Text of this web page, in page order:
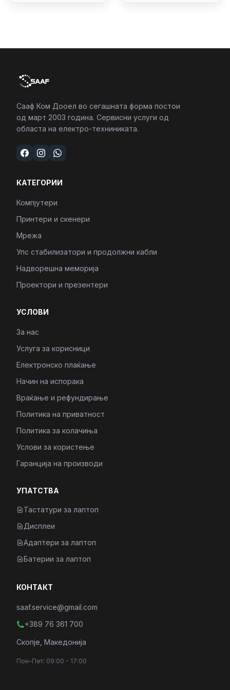
Сааф Ком Дооел во сегашната форма постои
од март 2003 година. Сервисни услуги од
областа на електро-техниниката.
КАТЕГОРИИ
Компјутери
Принтери и скенери
Мрежа
Упс стабилизатори и продолжни кабли
Надворешна меморија
Проектори и презентери
УСЛОВИ
За нас
Услуга за корисници
Електронско плаќање
Начин на испорака
Враќање и рефундирање
Политика на приватност
Политика за колачиња
Услови за користење
Гаранција на производи
УПАТСТВА
Тастатури за лаптоп
Дисплеи
Адаптери за лаптоп
Батерии за лаптоп
КОНТАКТ
saaf.service@gmail.com
+389 76 361 700
Скопје, Македонија
Пон-Пет: 09:00 - 17:00